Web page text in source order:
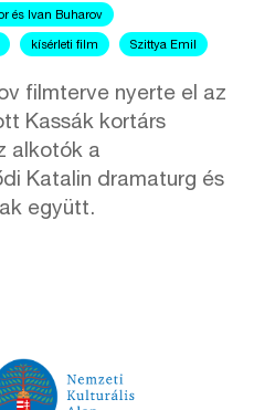
és Ivan Buharov
kísérleti film Szittya Emil
filmterve nyerte el az
Kassák kortárs
alkotók a
Katalin dramaturg és
együtt.